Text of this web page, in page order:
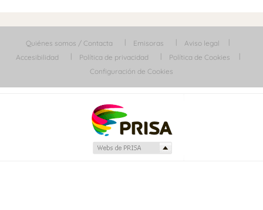
Quiénes somos / Contacta Emisoras
Aviso legal
Accesibilidad
Política de privacidad
Política de Cookies
Configuración de Cookies